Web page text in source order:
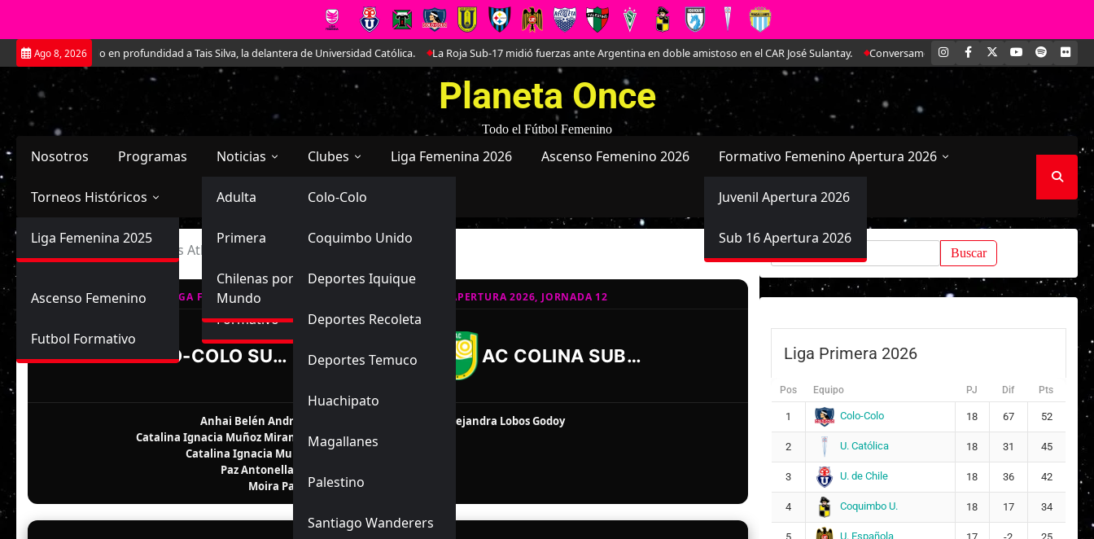
Saltar
al
contenido
Ago 8, 2026
Conociendo en profundidad a Tais Silva, la delantera de Universidad Católica. La Roja Sub-17 midió fuerzas ante Argentina en doble amistoso en el CAR José Sulantay. Conversamos en exclusiva con Antonella Martínez:
INSTAGRAM
FACEBOOK YOUTUBE
SPOTIFY
Planeta Once
Todo el Fútbol Femenino
Nosotros Programas Noticias
Selección Chilena
Adulta
Sub-20
Sub-17
Futbol Nacional
Primera
Ascenso
Formativo
Futbol Internacional
Chilenas por el
Mundo
Clubes
Primera
Colo-Colo
Coquimbo Unido
Deportes Iquique
Deportes Recoleta
Deportes Temuco
Huachipato
Magallanes
Palestino
Santiago Wanderers
Ascenso
Liga Femenina 2026 Ascenso Femenino 2026 Formativo Femenino Apertura 2026
Juvenil Apertura 2026
Sub 16 Apertura 2026
Torneos Históricos
Primera División
Femenina
Liga Femenina 2025
Ascenso Femenino
Futbol Formativo
Inicio Colo-Colo S-16 vs Atlético Colina S-16
LIGA FEMENINA, CAMPEONATO FORMATIVO SUB-16 APERTURA 2026, JORNADA 12
COLO-COLO SUB16 10 AC COLINA SUB16
Anhai Belén Andrade González
Catalina Ignacia Muñoz Miranda15, 19, 24, 57, 61'
Catalina Ignacia Muñoz Miranda (P)
Paz Antonella Mariño Oviedo
Moira Paskale Díaz Soto
Krishna Alejandra Lobos Godoy
Buscar:
Liga Primera 2026
Pos Equipo PJ Dif Pts
1 Colo-Colo 18 67 52
2 U. Católica 18 31 45
3 U. de Chile 18 36 42
4 Coquimbo U. 18 17 34
U. Española